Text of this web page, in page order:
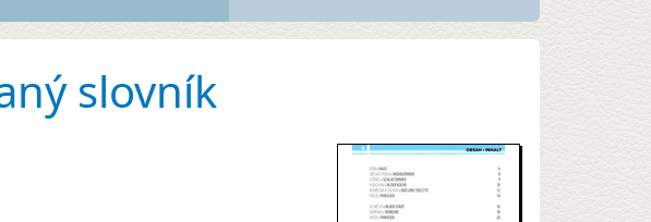
slovník